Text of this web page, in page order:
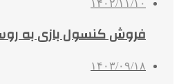
۱۴۰۲/۱۱/۱۰
فروش کنسول بازی به
۱۴۰۳/۰۹/۱۸